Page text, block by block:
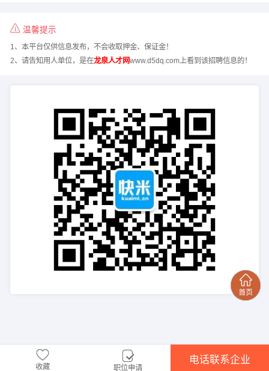
温馨提示
1、本平台仅供信息发布，不会收取押金、保证金！
2、请告知用人单位，是在龙泉人才网www.d5dq.com上看到该招聘信息的！
收藏 职位申请
电话联系企业